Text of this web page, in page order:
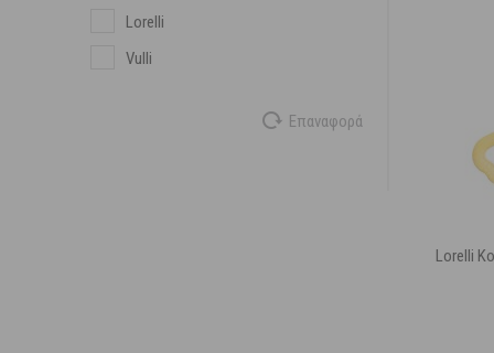
Lorelli
Vulli
Επαναφορά
Lorelli